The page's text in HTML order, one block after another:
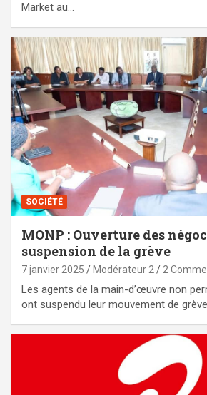
Market au…
SOCIÉTÉ
MONP : Ouverture des
suspension de la grève
7 janvier 2025 Modérateur 2 2
Les agents de la main-d’œuvre non
ont suspendu leur mouvement de